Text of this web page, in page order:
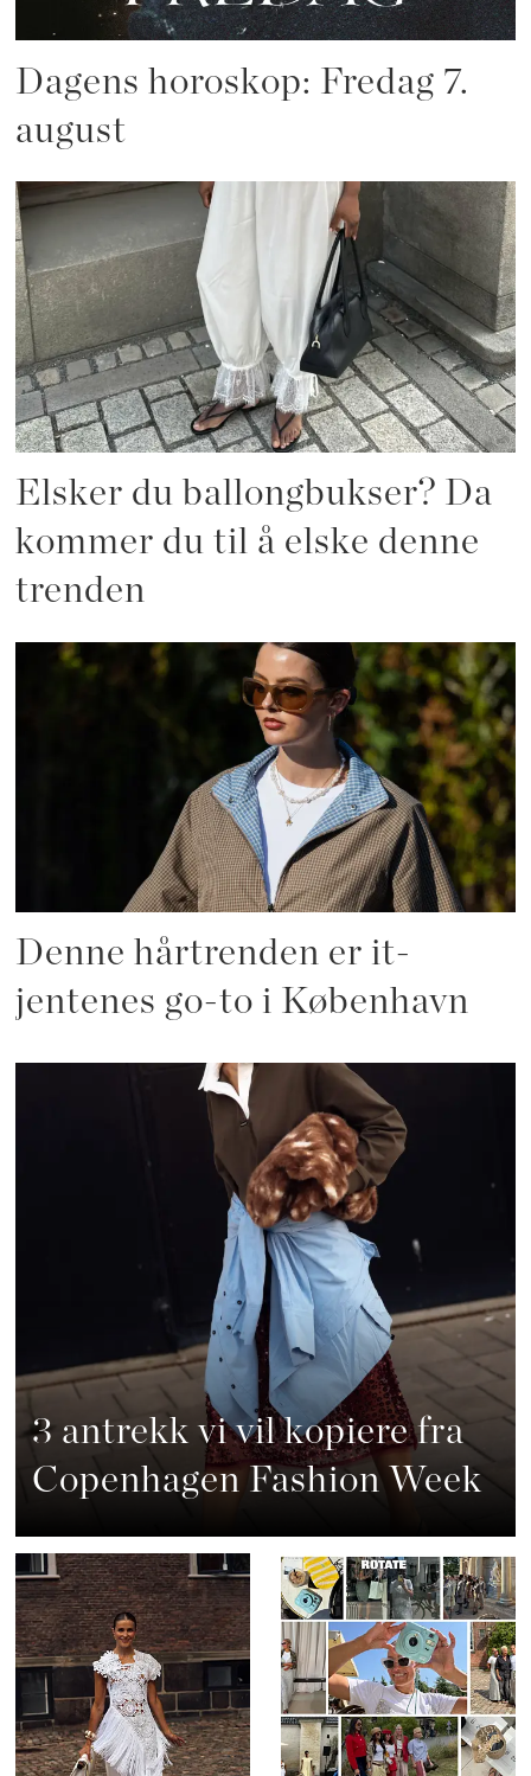
Dagens horoskop: Fredag 7.
august
Elsker du ballongbukser? Da
kommer du til å elske denne
trenden
Denne hårtrenden er it-
jentenes go-to i København
3 antrekk vi vil kopiere fra
Copenhagen Fashion Week